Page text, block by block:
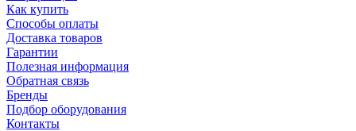
Как купить
Способы оплаты
Доставка товаров
Гарантии
Полезная информация
Обратная связь
Бренды
Подбор оборудования
Контакты